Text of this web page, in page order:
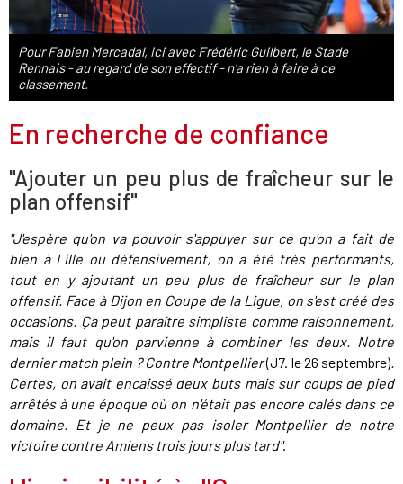
Pour Fabien Mercadal, ici avec Frédéric Guilbert, le Stade
Rennais - au regard de son effectif - n'a rien à faire à ce
classement.
En recherche de confiance
"Ajouter un peu plus de fraîcheur sur le
plan offensif"
"J'espère qu'on va pouvoir s'appuyer sur ce qu'on a fait de
bien à Lille où défensivement, on a été très performants,
tout en y ajoutant un peu plus de fraîcheur sur le plan
offensif. Face à Dijon en Coupe de la Ligue, on s'est créé des
occasions. Ça peut paraître simpliste comme raisonnement,
mais il faut qu'on parvienne à combiner les deux. Notre
dernier match plein ? Contre Montpellier(J7. le 26 septembre).
Certes, on avait encaissé deux buts mais sur coups de pied
arrêtés à une époque où on n'était pas encore calés dans ce
domaine. Et je ne peux pas isoler Montpellier de notre
victoire contre Amiens trois jours plus tard".